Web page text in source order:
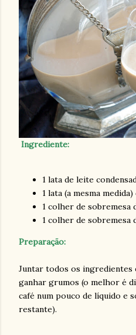
Ingrediente:
1 lata de leite
1 lata (a mesma
1 colher de sobremesa
1 colher de sobremesa
Preparação:
Juntar todos os ingredientes
ganhar grumos (o melhor é
café num pouco de líquido e
restante).